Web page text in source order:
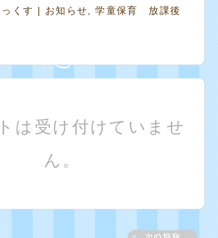
くす | お知らせ ,学童保育 放課後
は受け付けていませ
ん。